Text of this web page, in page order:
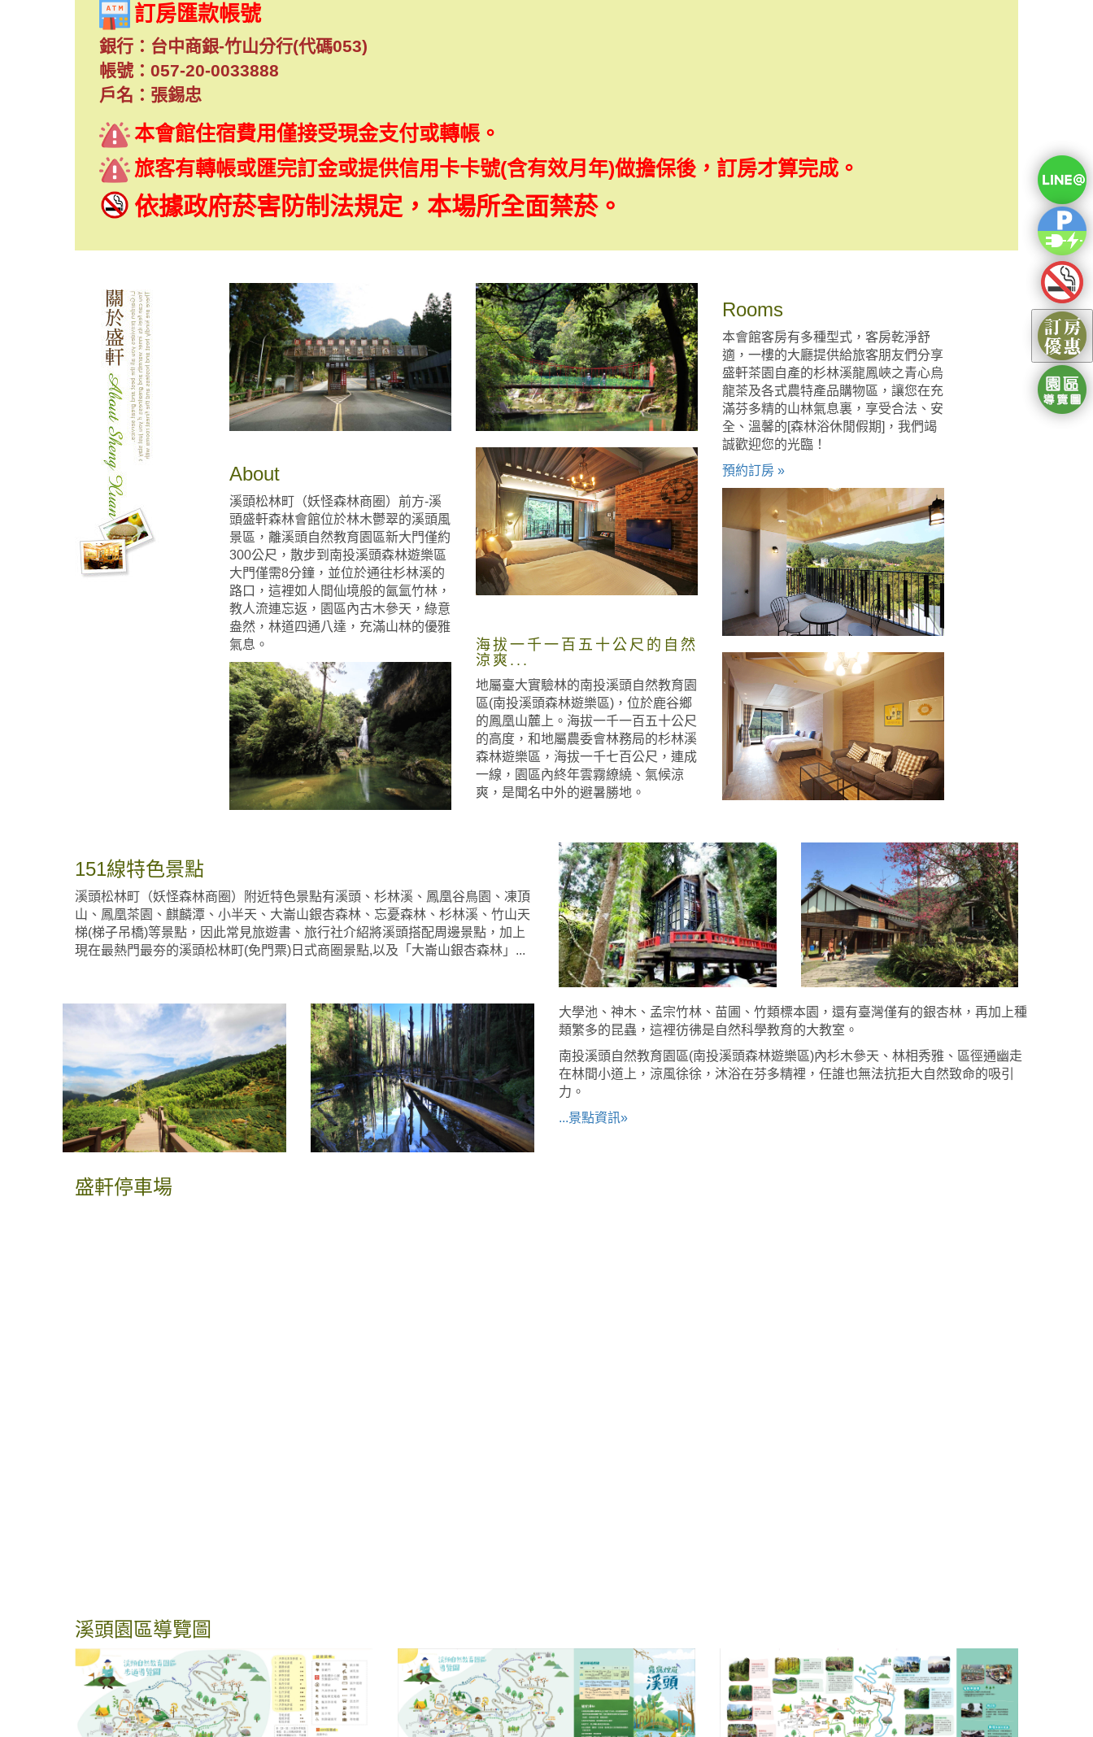
訂房匯款帳號
銀行：台中商銀-竹山分行(代碼053)
帳號：057-20-0033888
戶名：張錫忠
本會館住宿費用僅接受現金支付或轉帳。
旅客有轉帳或匯完訂金或提供信用卡卡號(含有效月年)做擔保後，訂房才算完成。
依據政府菸害防制法規定，本場所全面禁菸。
About
溪頭松林町（妖怪森林商圈）前方-溪
頭盛軒森林會館位於林木鬱翠的溪頭風
景區，離溪頭自然教育園區新大門僅約
300公尺，散步到南投溪頭森林遊樂區
大門僅需8分鐘，並位於通往杉林溪的
路口，這裡如人間仙境般的氤氳竹林，
教人流連忘返，園區內古木參天，綠意
盎然，林道四通八達，充滿山林的優雅
氣息。
海拔一千一百五十公尺的自然
涼爽...
地屬臺大實驗林的南投溪頭自然教育園
區(南投溪頭森林遊樂區)，位於鹿谷鄉
的鳳凰山麓上。海拔一千一百五十公尺
的高度，和地屬農委會林務局的杉林溪
森林遊樂區，海拔一千七百公尺，連成
一線，園區內終年雲霧繚繞、氣候涼
爽，是聞名中外的避暑勝地。
Rooms
本會館客房有多種型式，客房乾淨舒
適，一樓的大廳提供給旅客朋友們分享
盛軒茶園自產的杉林溪龍鳳峽之青心烏
龍茶及各式農特產品購物區，讓您在充
滿芬多精的山林氣息裏，享受合法、安
全、溫馨的[森林浴休閒假期]，我們竭
誠歡迎您的光臨！
預約訂房 »
151線特色景點
溪頭松林町（妖怪森林商圈）附近特色景點有溪頭、杉林溪、鳳凰谷鳥園、凍頂
山、鳳凰茶園、麒麟潭、小半天、大崙山銀杏森林、忘憂森林、杉林溪、竹山天
梯(梯子吊橋)等景點，因此常見旅遊書、旅行社介紹將溪頭搭配周邊景點，加上
現在最熱門最夯的溪頭松林町(免門票)日式商圈景點,以及「大崙山銀杏森林」...
大學池、神木、孟宗竹林、苗圃、竹類標本園，還有臺灣僅有的銀杏林，再加上種
類繁多的昆蟲，這裡彷彿是自然科學教育的大教室。
南投溪頭自然教育園區(南投溪頭森林遊樂區)內杉木參天、林相秀雅、區徑通幽走
在林間小道上，涼風徐徐，沐浴在芬多精裡，任誰也無法抗拒大自然致命的吸引
力。
...景點資訊»
盛軒停車場
溪頭園區導覽圖